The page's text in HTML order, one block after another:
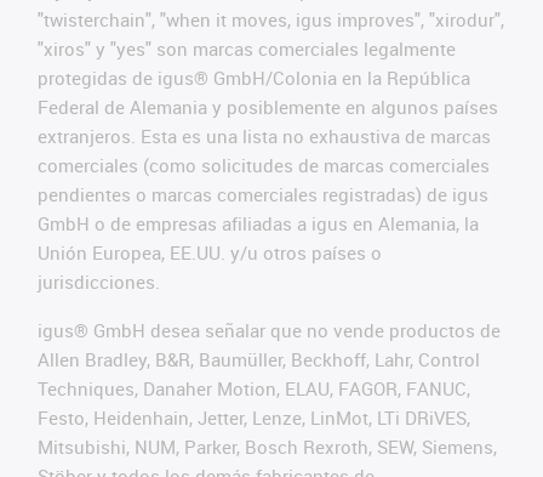
"twisterchain", "when it moves, igus improves", "xirodur",
"xiros" y "yes" son marcas comerciales legalmente
protegidas de igus® GmbH/Colonia en la República
Federal de Alemania y posiblemente en algunos países
extranjeros. Esta es una lista no exhaustiva de marcas
comerciales (como solicitudes de marcas comerciales
pendientes o marcas comerciales registradas) de igus
GmbH o de empresas afiliadas a igus en Alemania, la
Unión Europea, EE.UU. y/u otros países o
jurisdicciones.
igus® GmbH desea señalar que no vende productos de
Allen Bradley, B&R, Baumüller, Beckhoff, Lahr, Control
Techniques, Danaher Motion, ELAU, FAGOR, FANUC,
Festo, Heidenhain, Jetter, Lenze, LinMot, LTi DRiVES,
Mitsubishi, NUM, Parker, Bosch Rexroth, SEW, Siemens,